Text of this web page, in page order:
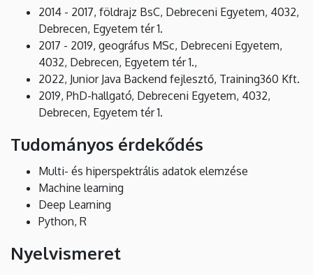
2014 - 2017, földrajz BsC, Debreceni Egyetem, 4032,
Debrecen, Egyetem tér 1.
2017 - 2019, geográfus MSc, Debreceni Egyetem,
4032, Debrecen, Egyetem tér 1.,
2022, Junior Java Backend fejlesztő, Training360 Kft.
2019, PhD-hallgató, Debreceni Egyetem, 4032,
Debrecen, Egyetem tér 1.
Tudományos érdekődés
Multi- és hiperspektrális adatok elemzése
Machine learning
Deep Learning
Python, R
Nyelvismeret